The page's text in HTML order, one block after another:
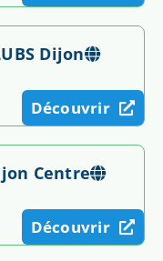
Dijon
Découvrir
Centre
Découvrir